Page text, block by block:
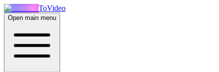
ToVideo
Open main menu